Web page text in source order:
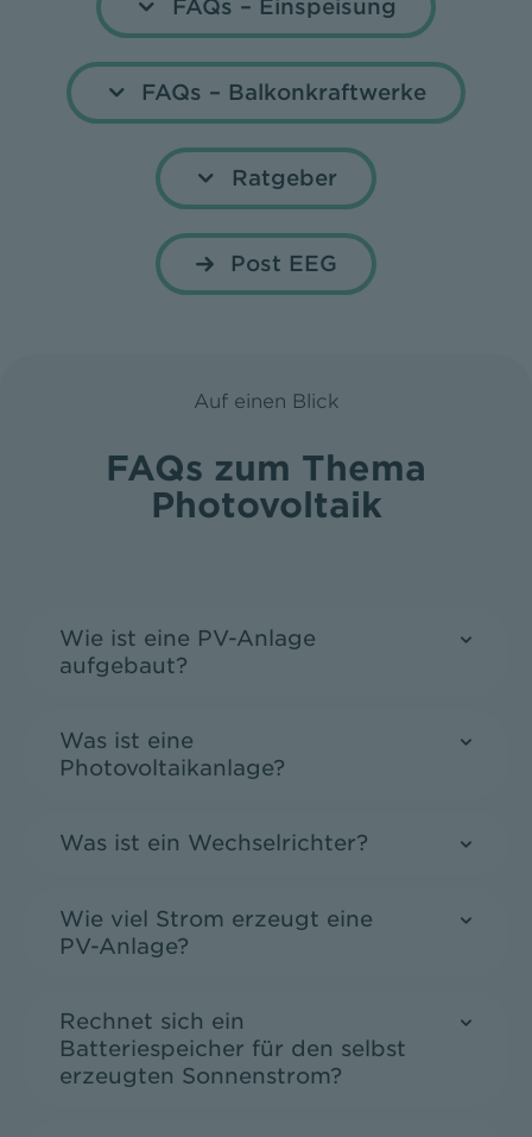
FAQs – Einspeisung
FAQs – Balkonkraftwerke
Ratgeber
Post EEG
Auf einen Blick
FAQs zum Thema
Photovoltaik
Wie ist eine PV-Anlage
aufgebaut?
Was ist eine
Photovoltaikanlage?
Was ist ein Wechselrichter?
Wie viel Strom erzeugt eine
PV-Anlage?
Rechnet sich ein
Batteriespeicher für den selbst
erzeugten Sonnenstrom?